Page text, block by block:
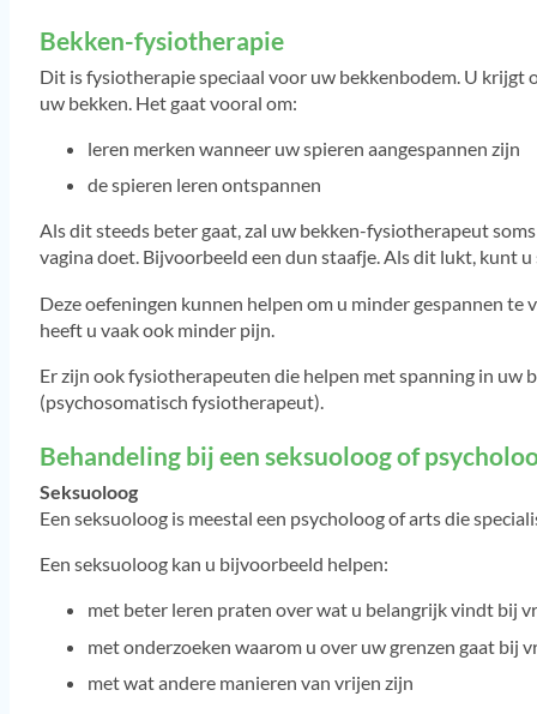
Bekken-fysiotherapie
Dit is fysiotherapie speciaal voor uw bekkenbodem. U
uw bekken. Het gaat vooral om:
leren merken wanneer uw spieren aangespannen zijn
de spieren leren ontspannen
Als dit steeds beter gaat, zal uw bekken-fysiotherapeut
vagina doet. Bijvoorbeeld een dun staafje. Als dit lukt, kunt
Deze oefeningen kunnen helpen om u minder gespannen te
heeft u vaak ook minder pijn.
Er zijn ook fysiotherapeuten die helpen met spanning in
(psychosomatisch fysiotherapeut).
Behandeling bij een seksuoloog of
Seksuoloog
Een seksuoloog is meestal een psycholoog of arts die
Een seksuoloog kan u bijvoorbeeld helpen:
met beter leren praten over wat u belangrijk vindt bij
met onderzoeken waarom u over uw grenzen gaat bij
met wat andere manieren van vrijen zijn